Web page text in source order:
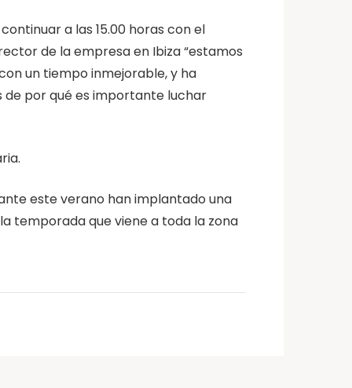
a las 15.00 horas con el
de la empresa en Ibiza “estamos
un tiempo inmejorable, y ha
de por qué es importante luchar
este verano han implantado una
temporada que viene a toda la zona